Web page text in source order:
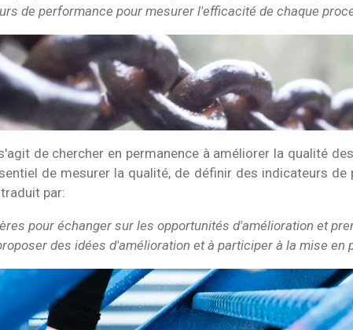
de performance pour mesurer l'efficacité de chaque
de chercher en permanence à améliorer la qualité
de mesurer la qualité, de définir des indicateurs
par:
pour échanger sur les opportunités d'amélioration et
des idées d'amélioration et à participer à la mise en